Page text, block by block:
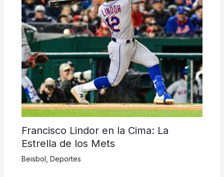
Francisco Lindor en la Cima: La
Estrella de los Mets
Beisbol Deportes